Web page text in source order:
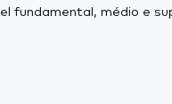
fundamental, médio e